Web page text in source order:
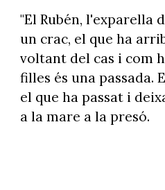
"El Rubén, l'exparella
un crac, el que ha
voltant del cas i com
filles és una passada.
el que ha passat i
a la mare a la presó.